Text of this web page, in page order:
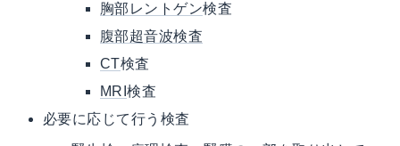
胸部レントゲン検査
腹部超音波検査
CT検査
MRI検査
必要に応じて行う検査